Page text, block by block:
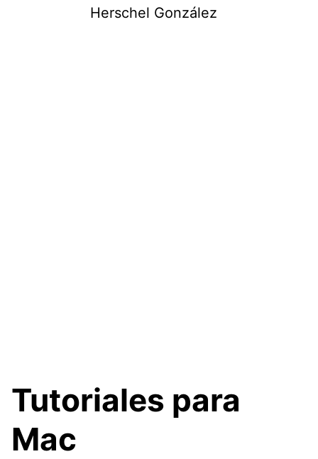
Herschel González
Tutoriales para
Mac